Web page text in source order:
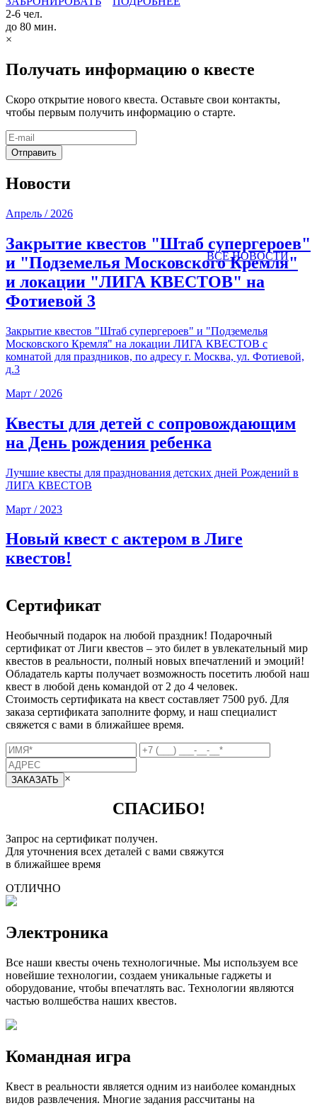
2-6 чел.
до 80 мин.
×
Получать информацию о квесте
Скоро открытие нового квеста. Оставьте свои контакты,
чтобы первым получить информацию о старте.
Новости
ВСЕ НОВОСТИ
Апрель / 2026
Закрытие квестов "Штаб супергероев"
и "Подземелья Московского Кремля"
и локации "ЛИГА КВЕСТОВ" на
Фотиевой 3
Закрытие квестов "Штаб супергероев" и "Подземелья
Московского Кремля" на локации ЛИГА КВЕСТОВ с
комнатой для праздников, по адресу г. Москва, ул. Фотиевой,
д.3
Март / 2026
Квесты для детей с сопровождающим
на День рождения ребенка
Лучшие квесты для празднования детских дней Рождений в
ЛИГА КВЕСТОВ
Март / 2023
Новый квест с актером в Лиге
квестов!
Сертификат
Необычный подарок на любой праздник! Подарочный
сертификат от Лиги квестов – это билет в увлекательный мир
квестов в реальности, полный новых впечатлений и эмоций!
Обладатель карты получает возможность посетить любой наш
квест в любой день командой от 2 до 4 человек.
Стоимость сертификата на квест составляет 7500 руб. Для
заказа сертификата заполните форму, и наш специалист
свяжется с вами в ближайшее время.
ЗАКАЗАТЬ ×
СПАСИБО!
Запрос на сертификат получен.
Для уточнения всех деталей с вами свяжутся
в ближайшее время
ОТЛИЧНО
Электроника
Все наши квесты очень технологичные. Мы используем все
новейшие технологии, создаем уникальные гаджеты и
оборудование, чтобы впечатлять вас. Технологии являются
частью волшебства наших квестов.
Командная игра
Квест в реальности является одним из наиболее командных
видов развлечения. Многие задания рассчитаны на